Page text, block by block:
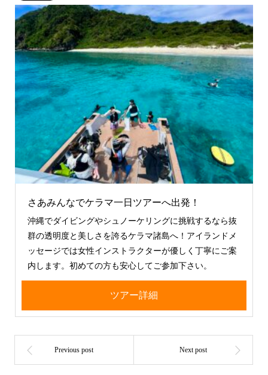
さあみんなでケラマ一日ツアーへ出発！
沖縄でダイビングやシュノーケリングに挑戦するなら抜
群の透明度と美しさを誇るケラマ諸島へ！アイランドメ
ッセージでは女性インストラクターが優しく丁寧にご案
内します。初めての方も安心してご参加下さい。
ツアー詳細